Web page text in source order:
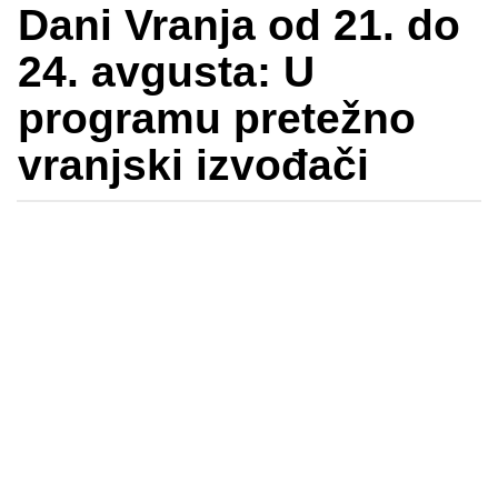
Dani Vranja od 21. do
24. avgusta: U
programu pretežno
vranjski izvođači